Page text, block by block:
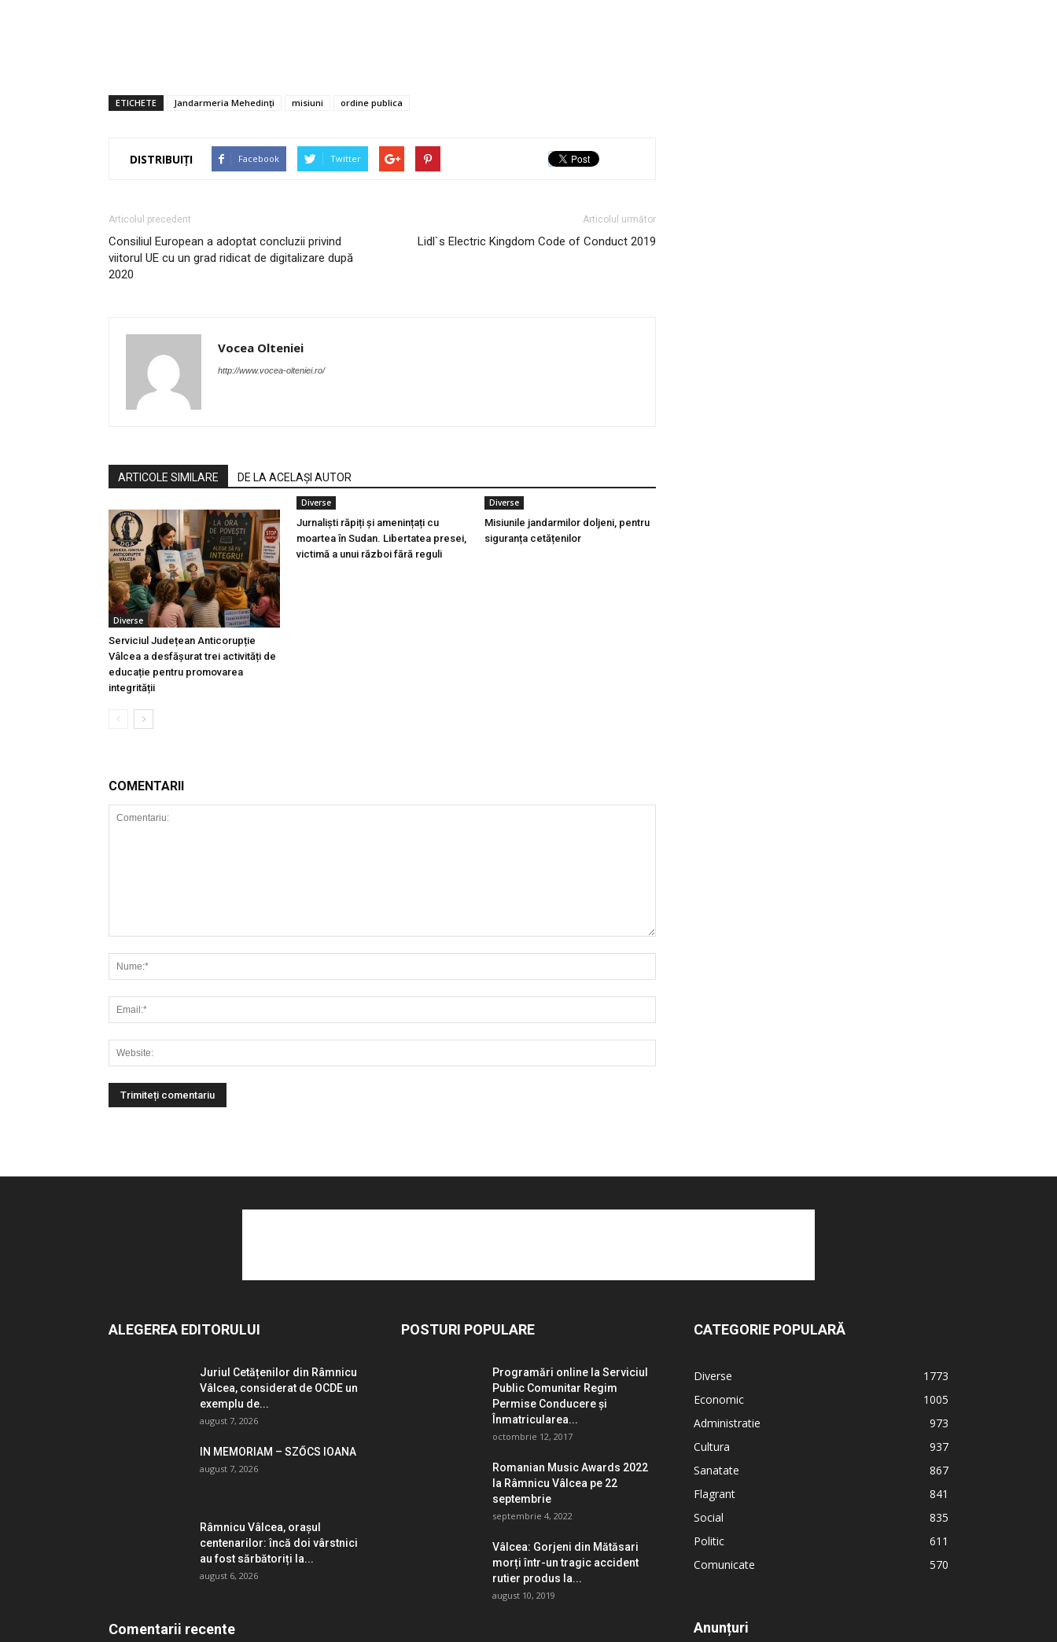
ETICHETE Jandarmeria Mehedinți misiuni ordine publica
DISTRIBUIȚI Facebook Twitter
Articolul precedent
Consiliul European a adoptat concluzii privind
viitorul UE cu un grad ridicat de digitalizare după
2020
Articolul următor
Lidl`s Electric Kingdom Code of Conduct 2019
Vocea Olteniei
http://www.vocea-olteniei.ro/
ARTICOLE SIMILARE DE LA ACELAȘI AUTOR
Diverse
Serviciul Județean Anticorupție
Vâlcea a desfășurat trei activități de
educație pentru promovarea
integrității
Diverse
Jurnaliști răpiți și amenințați cu
moartea în Sudan. Libertatea presei,
victimă a unui război fără reguli
Diverse
Misiunile jandarmilor doljeni, pentru
siguranța cetățenilor
COMENTARII
ALEGEREA EDITORULUI
Juriul Cetățenilor din Râmnicu
Vâlcea, considerat de OCDE un
exemplu de...
august 7, 2026
IN MEMORIAM – SZŐCS IOANA
august 7, 2026
Râmnicu Vâlcea, orașul
centenarilor: încă doi vârstnici
au fost sărbătoriți la...
august 6, 2026
Comentarii recente
POSTURI POPULARE
Programări online la Serviciul
Public Comunitar Regim
Permise Conducere şi
Înmatricularea...
octombrie 12, 2017
Romanian Music Awards 2022
la Râmnicu Vâlcea pe 22
septembrie
septembrie 4, 2022
Vâlcea: Gorjeni din Mătăsari
morți într-un tragic accident
rutier produs la...
august 10, 2019
CATEGORIE POPULARĂ
Diverse
1773
Economic
1005
Administratie
973
Cultura
937
Sanatate
867
Flagrant
841
Social
835
Politic
611
Comunicate
570
Anunțuri